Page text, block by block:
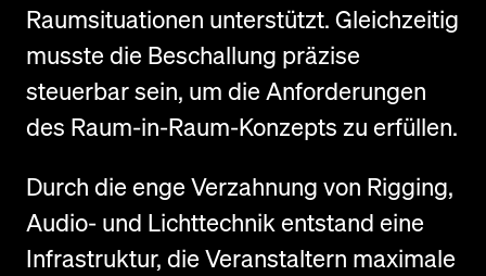
Raumsituationen unterstützt. Gleichzeitig
musste die Beschallung präzise
steuerbar sein, um die Anforderungen
des Raum-in-Raum-Konzepts zu erfüllen.
Durch die enge Verzahnung von Rigging,
Audio- und Lichttechnik entstand eine
Infrastruktur, die Veranstaltern maximale